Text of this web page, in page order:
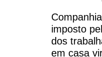
imposto
dos
em casa